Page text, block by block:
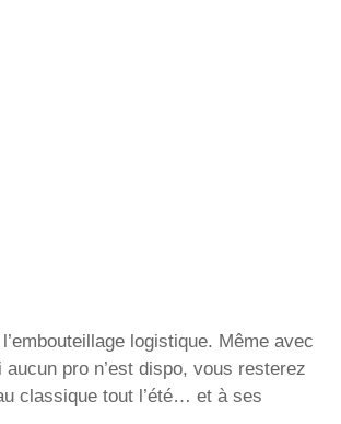
logistique. Même avec
aucun pro n’est dispo, vous resterez
classique tout l’été… et à ses